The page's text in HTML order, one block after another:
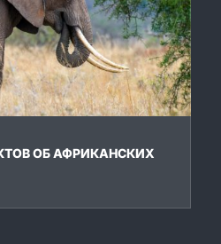
ОБ АФРИКАНСКИХ